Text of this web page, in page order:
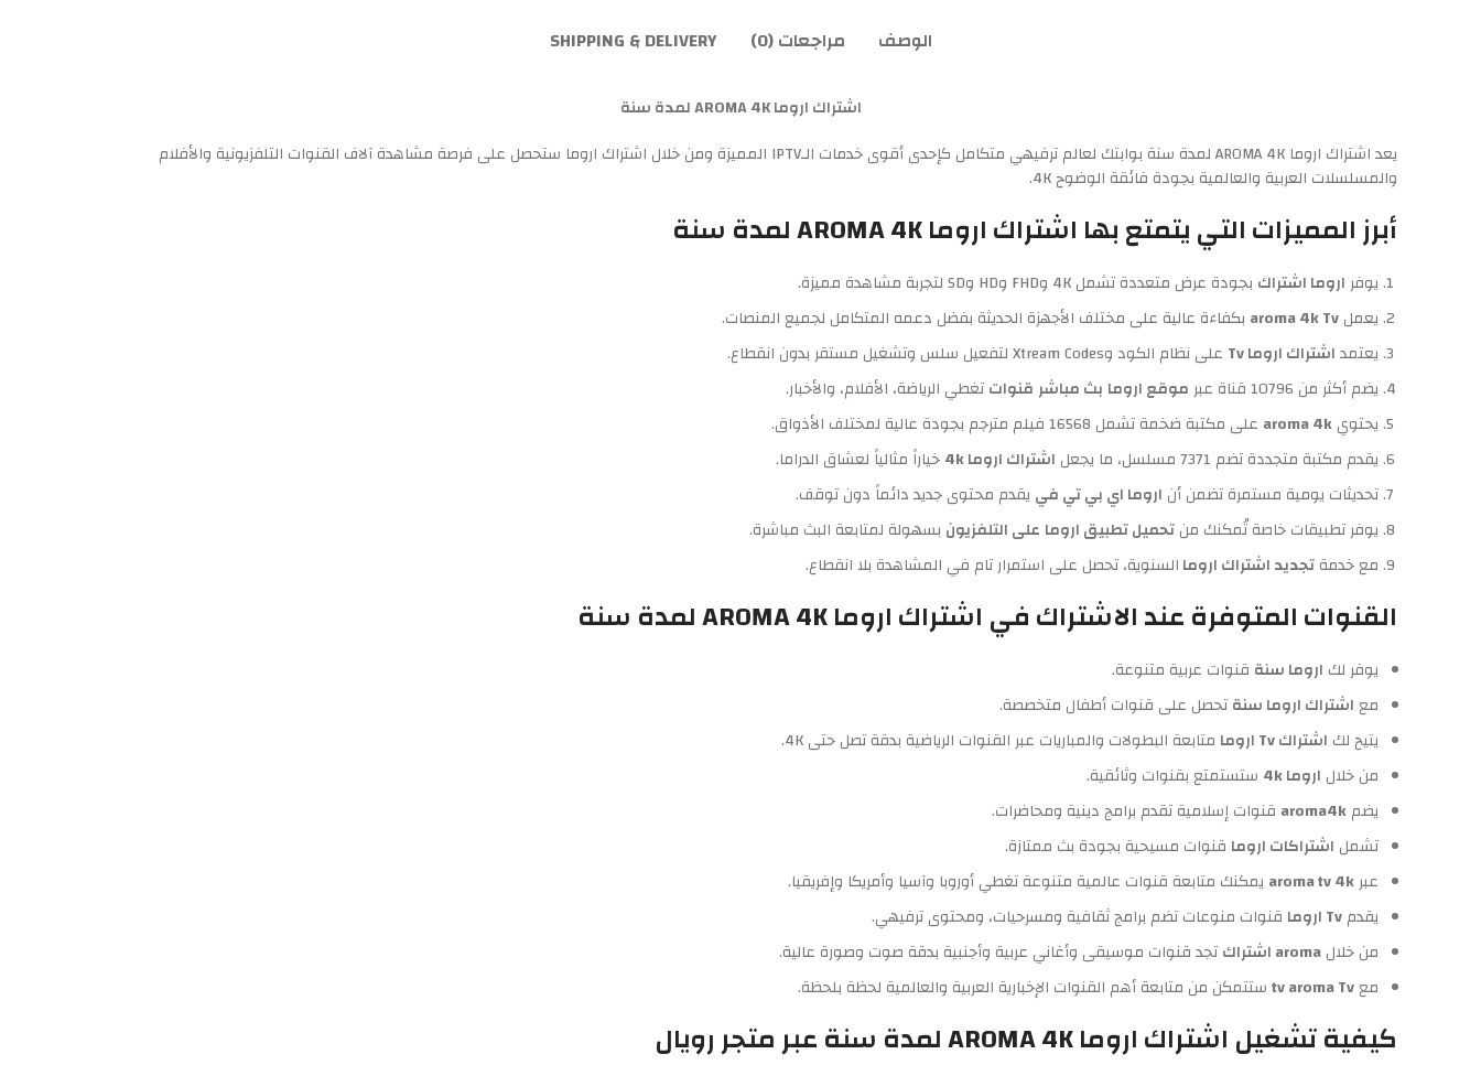
الوصف مراجعات (0) SHIPPING & DELIVERY
اشتراك اروما AROMA 4K لمدة سنة
يعد اشتراك اروما AROMA 4K لمدة سنة بوابتك لعالم ترفيهي متكامل كإحدى أقوى خدمات الـIPTV المميزة ومن خلال اشتراك اروما ستحصل على فرصة مشاهدة آلاف القنوات التلفزيونية والأفلام
والمسلسلات العربية والعالمية بجودة فائقة الوضوح 4K.
أبرز المميزات التي يتمتع بها اشتراك اروما AROMA 4K لمدة سنة
يوفراروما اشتراك بجودة عرض متعددة تشمل 4K وFHD وHD وSD لتجربة مشاهدة مميزة.
يعملaroma 4k Tv بكفاءة عالية على مختلف الأجهزة الحديثة بفضل دعمه المتكامل لجميع المنصات.
يعتمداشتراك اروما Tv
على نظام الكود وXtream Codes لتفعيل سلس وتشغيل مستقر بدون انقطاع.
يضم أكثر من 10796 قناة عبر
موقع اروما بث مباشرقنواتتغطي الرياضة، الأفلام، والأخبار.
يحتويaroma 4k على مكتبة ضخمة تشمل 16568 فيلم مترجم بجودة عالية لمختلف الأذواق.
يقدم مكتبة متجددة تضم 7371 مسلسل، ما يجعل
اشتراك اروما 4k
خياراً مثالياً لعشاق الدراما.
تحديثات يومية مستمرة تضمن أن اروما اي بي تي فييقدم محتوى جديد دائماً دون توقف.
يوفر تطبيقات خاصة تُمكنك منتحميل تطبيق اروما على التلفزيون بسهولة لمتابعة البث مباشرة.
مع خدمةتجديد اشتراك اروماالسنوية، تحصل على استمرار تام في المشاهدة بلا انقطاع.
القنوات المتوفرة عند الاشتراك في اشتراك اروما AROMA 4K لمدة سنة
يوفر لك اروما سنة قنوات عربية متنوعة.
مع اشتراك اروما سنةتحصل على قنوات أطفال متخصصة.
يتيح لك اشتراك Tv اروما
متابعة البطولات والمباريات عبر القنوات الرياضية بدقة تصل حتى 4K.
من خلال اروما 4k
ستستمتع بقنوات وثائقية.
يضمaroma4k قنوات إسلامية تقدم برامج دينية ومحاضرات.
تشمل اشتراكات اروما قنوات مسيحية بجودة بث ممتازة.
عبرaroma tv 4kيمكنك متابعة قنوات عالمية متنوعة تغطي أوروبا وآسيا وأمريكا وإفريقيا.
يقدمTv اروما
قنوات منوعات تضم برامج ثقافية ومسرحيات، ومحتوى ترفيهي.
من خلالaroma اشتراك
تجد قنوات موسيقى وأغاني عربية وأجنبية بدقة صوت وصورة عالية.
معtv aroma Tvستتمكن من متابعة أهم القنوات الإخبارية العربية والعالمية لحظة بلحظة.
كيفية تشغيل اشتراك اروما AROMA 4K لمدة سنة عبر متجر رويال